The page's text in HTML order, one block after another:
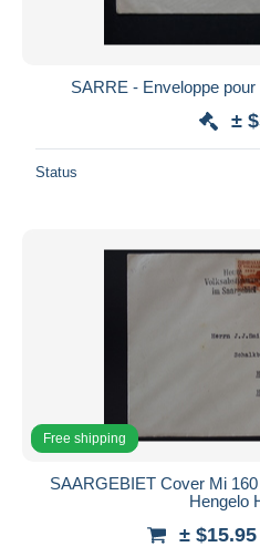
SARRE - Enveloppe
±
Status
Free shipping
SAARGEBIET Cover Mi
Hengelo
± $15.95